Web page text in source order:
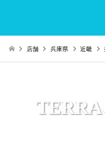
店舗 兵庫県 近畿